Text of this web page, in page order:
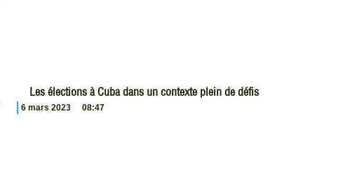
Les élections à Cuba dans un contexte plein de défis
6 mars 2023 08:47